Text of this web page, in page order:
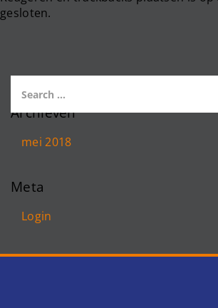
gesloten.
Archieven
mei 2018
Meta
Login